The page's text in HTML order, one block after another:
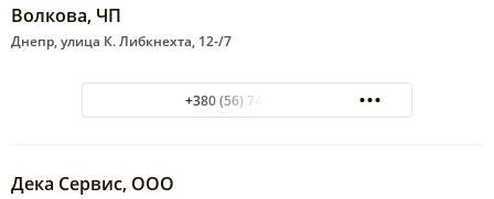
Волкова, ЧП
Днепр, улица К. Либкнехта, 12-/7
+380 (56) 744-32-48
Дека Сервис, ООО